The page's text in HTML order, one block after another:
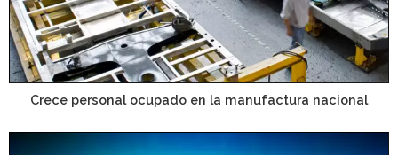
Crece personal ocupado en la manufactura nacional